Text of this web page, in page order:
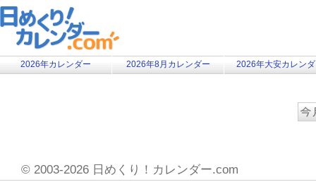
2026年カレンダー 2026年8月カレンダー 2026年大安カレン
© 2003-2026 日めくり！カレンダー.com